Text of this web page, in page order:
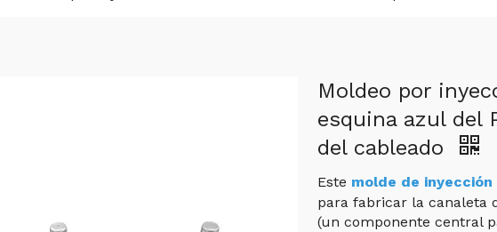
Moldeo por
esquina azul del
del cableado
Este molde de
para fabricar la canaleta
(un componente central